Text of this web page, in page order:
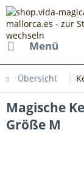
Menü
Übersicht
Magische
Größe M